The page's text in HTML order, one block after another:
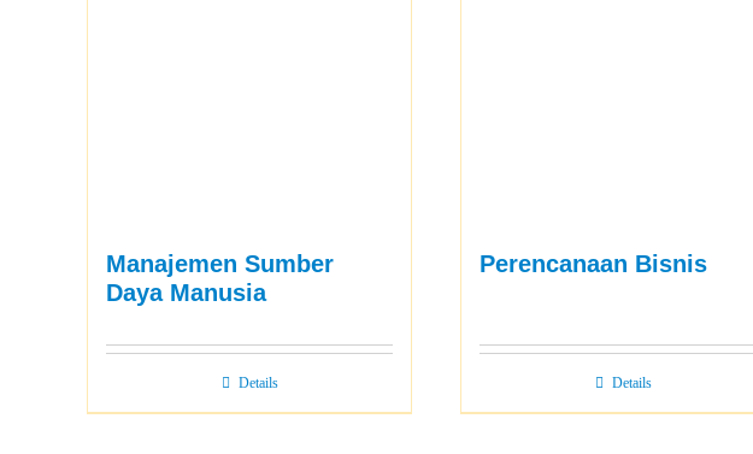
Manajemen Sumber
Daya Manusia
Details
Perencanaan Bisnis
Details